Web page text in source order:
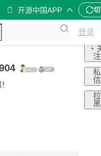
开源中国APP
登录
+
注
私
信
拉
黑